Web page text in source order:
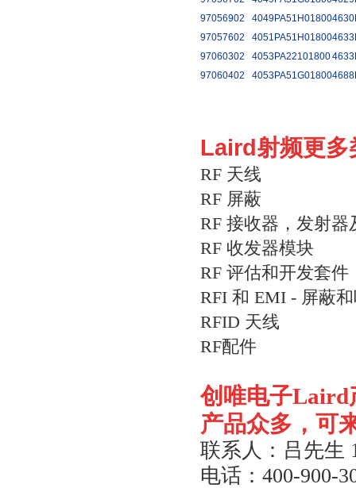
97056902
4049PA51H01800
97057602
4051PA51H01800
97060302
4053PA22101800
97060402
4053PA51G01800
Laird射频更多
RF 天线
RF 屏蔽
RF 接收器，发射
RF 收发器模块
RF 评估和开发套件
RFI 和 EMI - 屏蔽
RFID 天线
RF配件
创唯电子Laird
产品众多，可
联系人：吕先生
电话： 400-900-